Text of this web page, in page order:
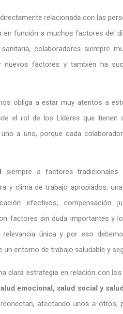
relacionada con las
función a muchos factores del
colaboradores siempre
nuevos factores y también ha
obliga a estar muy atentos a
el rol de los Líderes que tienen
a uno, porque cada
siempre a factores
y clima de trabajo apropiados,
efectivos, compensación
factores sin duda importantes y
relevancia única y por eso
entorno de trabajo saludable y
clara estrategia en relación con
emocional, salud social y
afectando unos a otros,